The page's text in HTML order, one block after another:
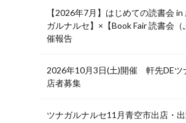
【2026年7月】はじめての読書会
ガルナルセ】×【Book Fair 読書会
催報告
2026年10月3日(土)開催 軒先DEツ
店者募集
ツナガルナルセ11月青空市出店・